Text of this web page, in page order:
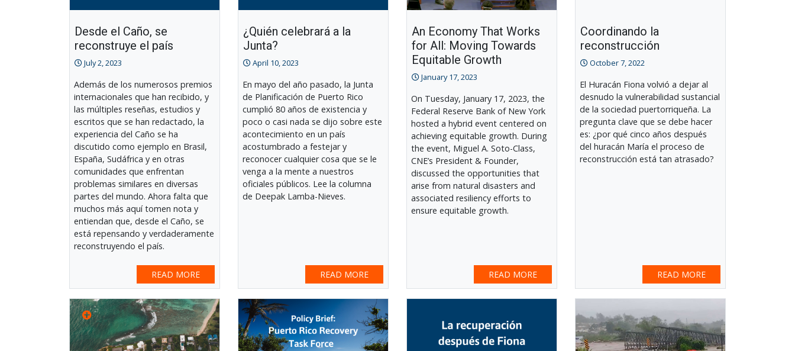
Desde el Caño, se
reconstruye el país
July 2, 2023
Además de los numerosos premios
internacionales que han recibido, y
las múltiples reseñas, estudios y
escritos que se han redactado, la
experiencia del Caño se ha
discutido como ejemplo en Brasil,
España, Sudáfrica y en otras
comunidades que enfrentan
problemas similares en diversas
partes del mundo. Ahora falta que
muchos más aquí tomen nota y
entiendan que, desde el Caño, se
está repensando y verdaderamente
reconstruyendo el país.
READ MORE
¿Quién celebrará a la
Junta?
April 10, 2023
En mayo del año pasado, la Junta
de Planificación de Puerto Rico
cumplió 80 años de existencia y
poco o casi nada se dijo sobre este
acontecimiento en un país
acostumbrado a festejar y
reconocer cualquier cosa que se le
venga a la mente a nuestros
oficiales públicos. Lee la columna
de Deepak Lamba-Nieves.
READ MORE
An Economy That Works
for All: Moving Towards
Equitable Growth
January 17, 2023
On Tuesday, January 17, 2023, the
Federal Reserve Bank of New York
hosted a hybrid event centered on
achieving equitable growth. During
the event, Miguel A. Soto-Class,
CNE’s President & Founder,
discussed the opportunities that
arise from natural disasters and
associated resiliency efforts to
ensure equitable growth.
READ MORE
Coordinando la
reconstrucción
October 7, 2022
El Huracán Fiona volvió a dejar al
desnudo la vulnerabilidad sustancial
de la sociedad puertorriqueña. La
pregunta clave que se debe hacer
es: ¿por qué cinco años después
del huracán María el proceso de
reconstrucción está tan atrasado?
READ MORE